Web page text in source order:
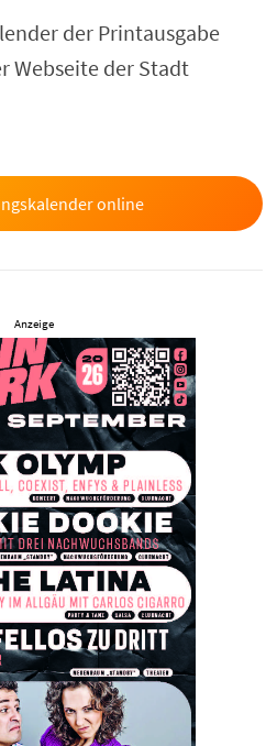
der Printausgabe
Webseite der Stadt
online
Anzeige